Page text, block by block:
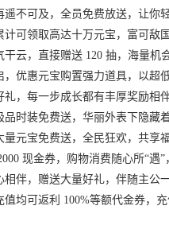
不可及，全员免费放送，让你
可领取高达十万元宝，富可敌
云，直接赠送 120 抽，海量机
优惠元宝购置强力道具，以超
，每一步成长都有丰厚奖励相
时装免费送，华丽外表下隐藏
元宝免费送，全民狂欢，共享
现金券，购物消费随心所“遇”
伴，赠送大量好礼，伴随主公
均可返利 100%等额代金券，